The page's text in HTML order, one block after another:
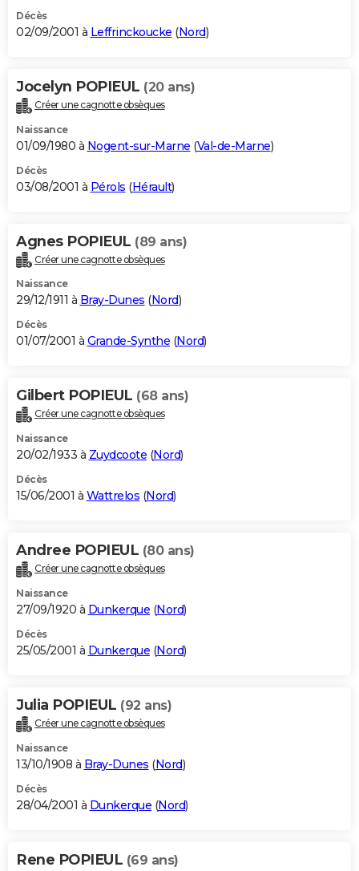
Décès
02/09/2001 à Leffrinckoucke (Nord)
Jocelyn POPIEUL (20 ans)
Créer une cagnotte obsèques
Naissance
01/09/1980 à Nogent-sur-Marne (Val-de-Marne)
Décès
03/08/2001 à Pérols (Hérault)
Agnes POPIEUL (89 ans)
Créer une cagnotte obsèques
Naissance
29/12/1911 à Bray-Dunes (Nord)
Décès
01/07/2001 à Grande-Synthe (Nord)
Gilbert POPIEUL (68 ans)
Créer une cagnotte obsèques
Naissance
20/02/1933 à Zuydcoote (Nord)
Décès
15/06/2001 à Wattrelos (Nord)
Andree POPIEUL (80 ans)
Créer une cagnotte obsèques
Naissance
27/09/1920 à Dunkerque (Nord)
Décès
25/05/2001 à Dunkerque (Nord)
Julia POPIEUL (92 ans)
Créer une cagnotte obsèques
Naissance
13/10/1908 à Bray-Dunes (Nord)
Décès
28/04/2001 à Dunkerque (Nord)
Rene POPIEUL (69 ans)